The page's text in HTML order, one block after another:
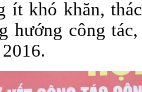
ít khó khăn,
hướng công